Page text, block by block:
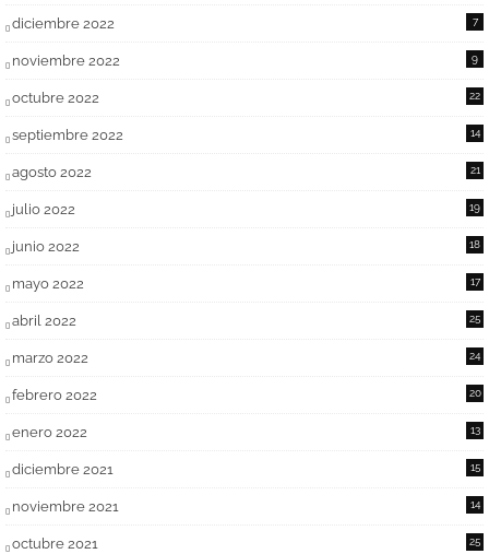
diciembre 2022 7
noviembre 2022 9
octubre 2022 22
septiembre 2022 14
agosto 2022 21
julio 2022 19
junio 2022 18
mayo 2022 17
abril 2022 25
marzo 2022 24
febrero 2022 20
enero 2022 13
diciembre 2021 15
noviembre 2021 14
octubre 2021 25